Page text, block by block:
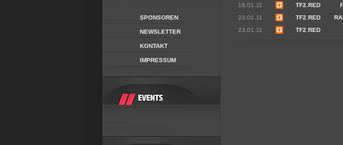
SPONSOREN
NEWSLETTER
KONTAKT
IMPRESSUM
18.01.11
TF2.RED
23.01.11
TF2.RED
23.01.11
TF2.RED